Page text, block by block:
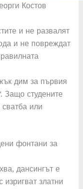
Костов
и не развалят
и не повреждат
дим за първия
Защо студените
или
фонтани за
дансингът е
златни